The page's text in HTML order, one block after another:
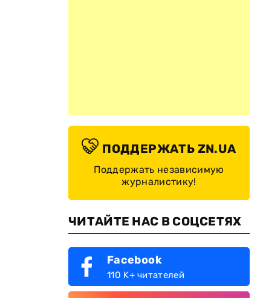
ПОДДЕРЖАТЬ ZN.UA
Поддержать независимую
журналистику!
ЧИТАЙТЕ НАС В СОЦСЕТЯХ
Facebook
110 K+ читателей